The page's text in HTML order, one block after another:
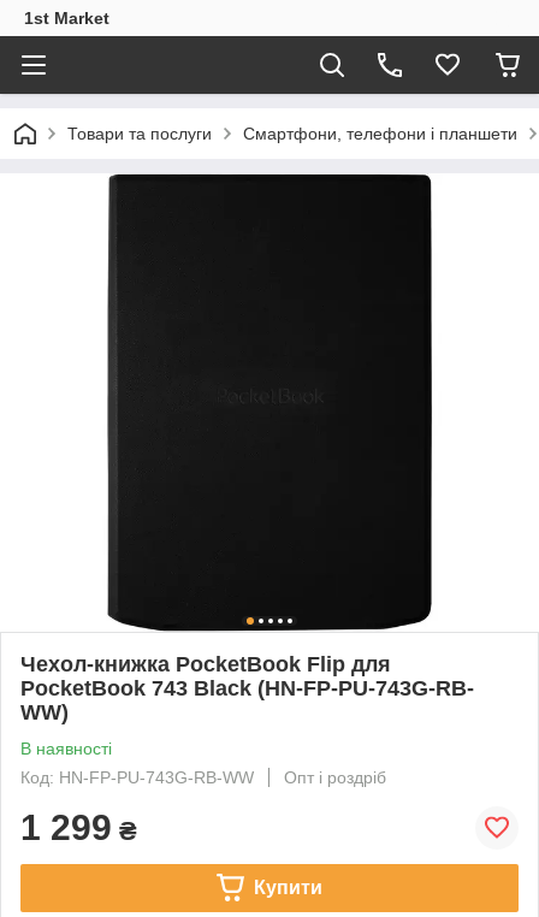
1st Market
Товари та послуги Смартфони, телефони і планшети
Чехол-книжка PocketBook Flip для
PocketBook 743 Black (HN-FP-PU-743G-RB-
WW)
В наявності
Код: HN-FP-PU-743G-RB-WW
Опт і роздріб
1 299 ₴
Купити